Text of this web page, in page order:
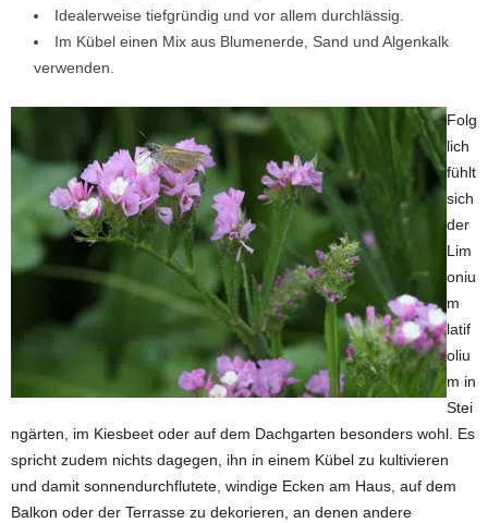
Idealerweise tiefgründig und vor allem durchlässig.
Im Kübel einen Mix aus Blumenerde, Sand und Algenkalk
verwenden.
Folg
lich
fühlt
sich
der
Lim
oniu
m
latif
oliu
m in
Stei
ngärten, im Kiesbeet oder auf dem Dachgarten besonders wohl. Es
spricht zudem nichts dagegen, ihn in einem Kübel zu kultivieren
und damit sonnendurchflutete, windige Ecken am Haus, auf dem
Balkon oder der Terrasse zu dekorieren, an denen andere